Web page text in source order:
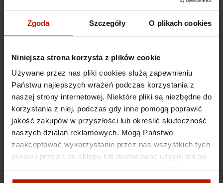
Zgoda Szczegóły O plikach cookies
Niniejsza strona korzysta z plików cookie
Używane przez nas pliki cookies służą zapewnieniu
Państwu najlepszych wrażeń podczas korzystania z
naszej strony internetowej. Niektóre pliki są niezbędne do
korzystania z niej, podczas gdy inne pomogą poprawić
jakość zakupów w przyszłości lub określić skuteczność
naszych działań reklamowych. Mogą Państwo
zaakceptować wykorzystanie przez nas wszystkich tych
plików i przejść do sklepu lub dostosować użycie plików
zgody".
charakterystyczne dla tego twórcy, są środkiem do przekazania prawdy o
jednostka samotna, niepotrafiąca się odnaleźć w rzeczywistości.
Inkografiawykonana za zgodą i pod bezpośrednim nadzorem artysty, a
następnie opatrzona jego sygnaturą w prawym dolnym rogu. W lewym rogu
umieszczono oznaczenie numeru edycji oraz rozmiaru pracy. Dzięki gwarancji
niepowtarzalności serii, inkografie nabierają charakteru dobrej inwestycji na
przestrzeni czasu.
Specyfikacje
Koszty dostawy